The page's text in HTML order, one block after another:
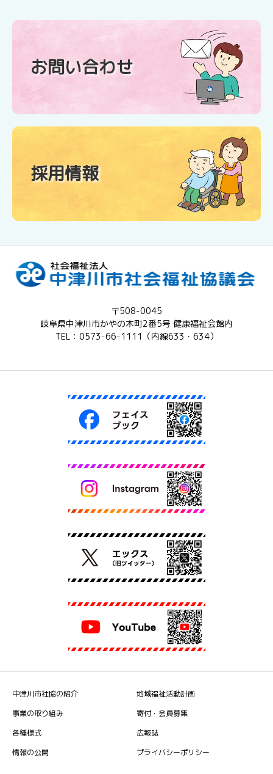
お問い合わせ
採用情報
〒508-0045
岐阜県中津川市かやの木町2番5号 健康福祉会館内
TEL：0573-66-1111（内線633・634）
中津川市社協の紹介
地域福祉活動計画
事業の取り組み
寄付・会員募集
各種様式
広報誌
情報の公開
プライバシーポリシー